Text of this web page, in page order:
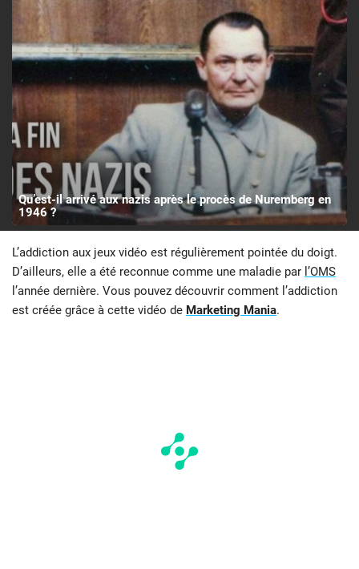
Qu’est-il arrivé aux nazis après le procès de Nuremberg en
1946 ?
L’addiction aux jeux vidéo est régulièrement pointée du doigt.
D’ailleurs, elle a été reconnue comme une maladie par l’OMS
l’année dernière. Vous pouvez découvrir comment l’addiction
est créée grâce à cette vidéo de Marketing Mania.